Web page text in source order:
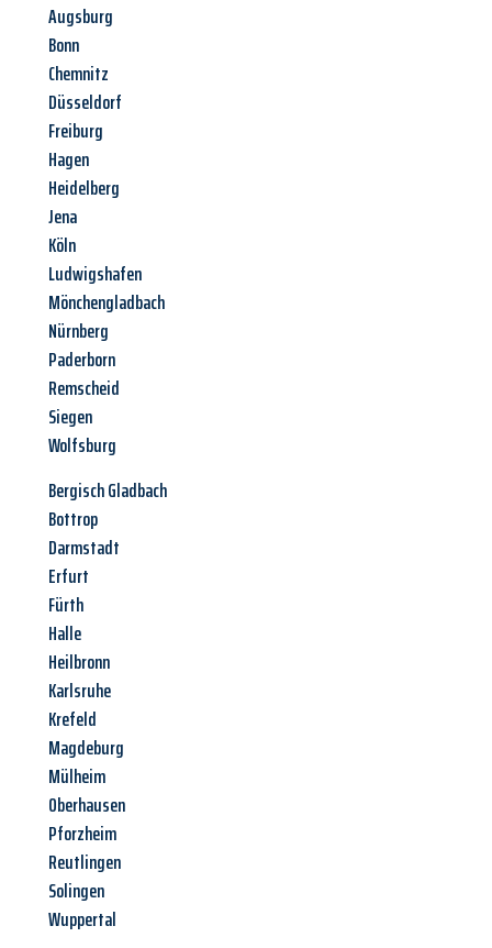
Augsburg
Bonn
Chemnitz
Düsseldorf
Freiburg
Hagen
Heidelberg
Jena
Köln
Ludwigshafen
Mönchengladbach
Nürnberg
Paderborn
Remscheid
Siegen
Wolfsburg
Bergisch Gladbach
Bottrop
Darmstadt
Erfurt
Fürth
Halle
Heilbronn
Karlsruhe
Krefeld
Magdeburg
Mülheim
Oberhausen
Pforzheim
Reutlingen
Solingen
Wuppertal